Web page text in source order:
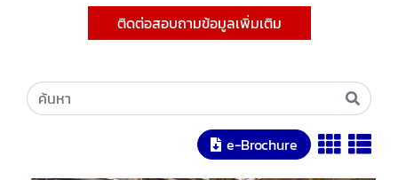
ติดต่อสอบถามข้อมูลเพิ่มเติม
e-Brochure